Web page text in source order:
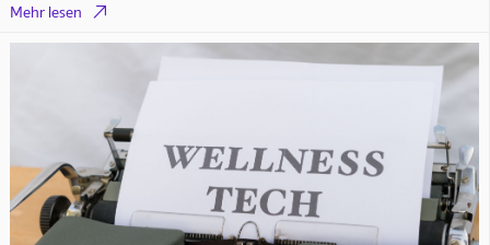
Mehr lesen 